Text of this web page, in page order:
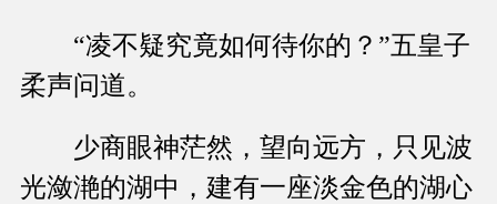
“凌不疑究竟如何待你的？”五皇子
柔声问道。
少商眼神茫然，望向远方，只见波
光潋滟的湖中，建有一座淡金色的湖心